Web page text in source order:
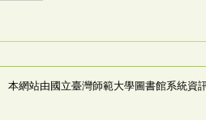
本網站由國立臺灣師範大學圖書館系統資